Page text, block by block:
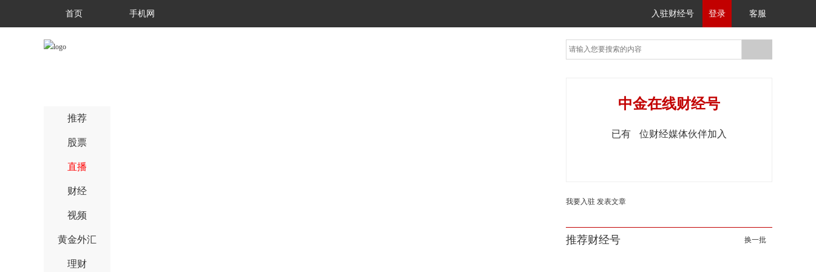
首页 手机网 入驻财经号 登录 客服
推荐
股票
直播
财经
视频
黄金外汇
理财
中金在线财经号
已有 位财经媒体伙伴加入
我要入驻 发表文章
推荐财经号 换一批